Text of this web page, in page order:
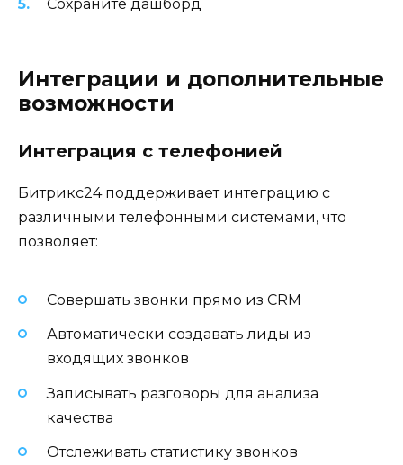
Сохраните дашборд
Интеграции и дополнительные
возможности
Интеграция с телефонией
Битрикс24 поддерживает интеграцию с
различными телефонными системами, что
позволяет:
Совершать звонки прямо из CRM
Автоматически создавать лиды из
входящих звонков
Записывать разговоры для анализа
качества
Отслеживать статистику звонков